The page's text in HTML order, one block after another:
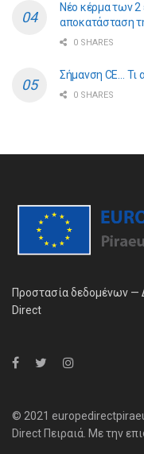
Νέο κέρμα των 2
αποκατάσταση
0 SHARES
Σήμανση CE… Τι
0 SHARES
Προστασία δεδομένων —
Direct
© 2021
Direct Πειραιά. Με την